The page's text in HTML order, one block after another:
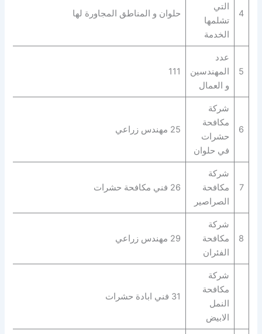
4
التي
تشلمها
الخدمة
حلوان و المناطق المجاورة لها
5
عدد
المهندسين
و العمال
111
6
شركة
مكافحة
حشرات
في حلوان
25 مهندس زراعي
7
شركة
مكافحة
الصراصير
26 فني مكافحة حشرات
8
شركة
مكافحة
الفئران
29 مهندس زراعي
شركة
مكافحة
النمل
الابيض
31 فني ابادة حشرات